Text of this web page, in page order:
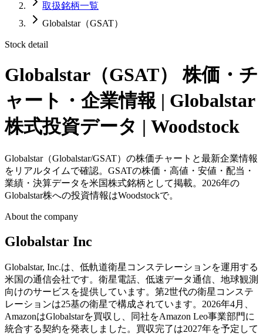
取扱銘柄一覧
Globalstar（GSAT）
Stock detail
Globalstar（GSAT）
株価・チ
ャート・企業情報 | Globalstar
株式投資データ | Woodstock
Globalstar（Globalstar/GSAT）の株価チャートと最新企業情報
をリアルタイムで確認。GSATの株価・高値・安値・配当・
業績・決算データを米国株式銘柄として掲載。2026年の
Globalstar株への投資情報はWoodstockで。
About the company
Globalstar Inc
Globalstar, Inc.は、低軌道衛星コンステレーションを運用する
米国の通信会社です。衛星電話、低速データ通信、地球観測
向けのサービスを提供しています。第2世代の衛星コンステ
レーションは25基の衛星で構成されています。2026年4月、
AmazonはGlobalstarを買収し、同社をAmazon Leo事業部門に
統合する契約を発表しました。買収完了は2027年を予定して